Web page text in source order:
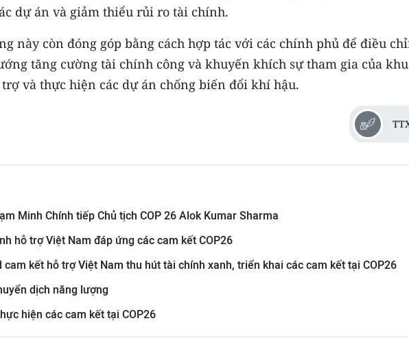
dự án và giảm thiểu rủi ro tài chính.
này còn đóng góp bằng cách hợp tác với các chính phủ để điều
tăng cường tài chính công và khuyến khích sự tham gia của
và thực hiện các dự án chống biến đổi khí hậu.
Minh Chính tiếp Chủ tịch COP 26 Alok Kumar Sharma
hỗ trợ Việt Nam đáp ứng các cam kết COP26
kết hỗ trợ Việt Nam thu hút tài chính xanh, triển khai các cam kết tại COP26
dịch năng lượng
hiện các cam kết tại COP26